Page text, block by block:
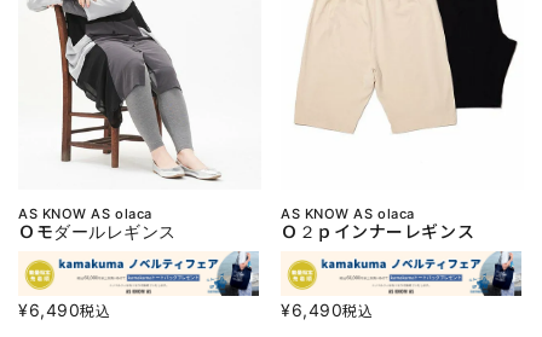
AS KNOW AS olaca
Ｏモダールレギンス
¥6,490税込
AS KNOW AS olaca
Ｏ２ｐインナーレギンス
¥6,490税込